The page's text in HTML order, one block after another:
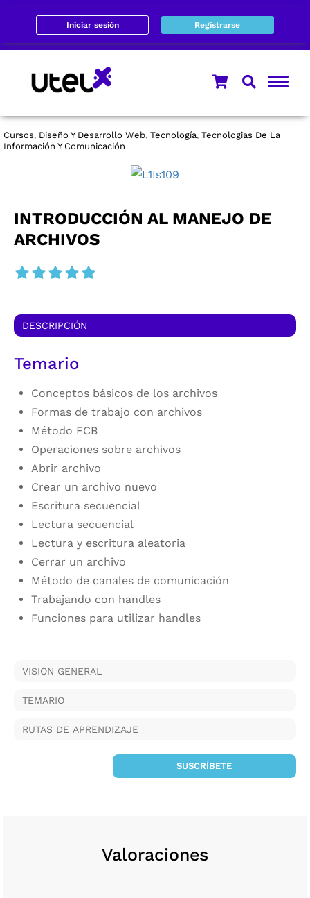
Iniciar sesión Registrarse
Cursos, Diseño Y Desarrollo Web, Tecnología, Tecnologias De La
Información Y Comunicación
INTRODUCCIÓN AL MANEJO DE
ARCHIVOS
DESCRIPCIÓN
Temario
Conceptos básicos de los archivos
Formas de trabajo con archivos
Método FCB
Operaciones sobre archivos
Abrir archivo
Crear un archivo nuevo
Escritura secuencial
Lectura secuencial
Lectura y escritura aleatoria
Cerrar un archivo
Método de canales de comunicación
Trabajando con handles
Funciones para utilizar handles
VISIÓN GENERAL
TEMARIO
RUTAS DE APRENDIZAJE
SUSCRÍBETE
Valoraciones